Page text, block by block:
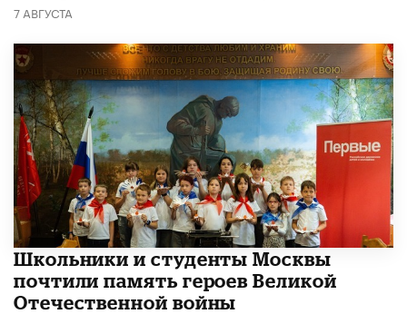
7 АВГУСТА
Школьники и студенты Москвы
почтили память героев Великой
Отечественной войны